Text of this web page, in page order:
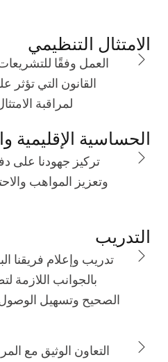
الامتثال التنظيمي
العمل وفقًا
القانون التي
لمراقبة
الحساسية الإقليمية
تركيز جهودنا على
وتعزيز المواهب
التدريب
تدريب وإعلام
بالجوانب
الصحيح وتسهيل
التعاون الوثيق مع